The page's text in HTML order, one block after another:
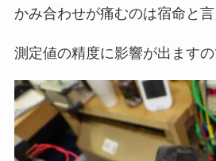
かみ合わせが痛むのは宿命と言
測定値の精度に影響が出ます